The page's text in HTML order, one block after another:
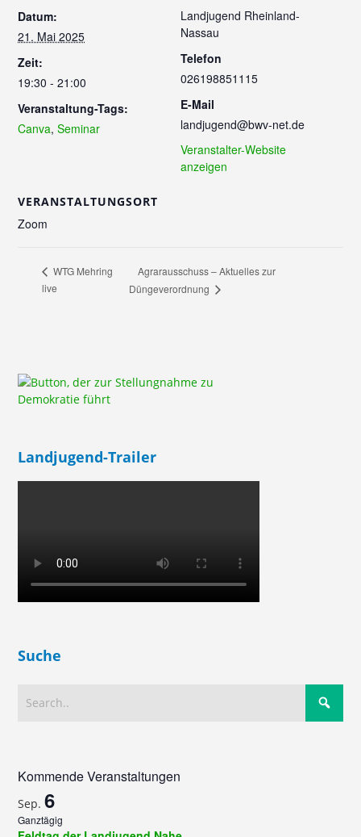
Datum:
21. Mai 2025
Zeit:
19:30 - 21:00
Veranstaltung-Tags:
Canva,Seminar
VERANSTALTUNGSORT
Zoom
Landjugend Rheinland-
Nassau
Telefon
026198851115
E-Mail
landjugend@bwv-net.de
Veranstalter-Website
anzeigen
WTG Mehring
live
Agrarausschuss – Aktuelles zur
Düngeverordnung
Landjugend-Trailer
Suche
Kommende Veranstaltungen
Sep.6
Ganztägig